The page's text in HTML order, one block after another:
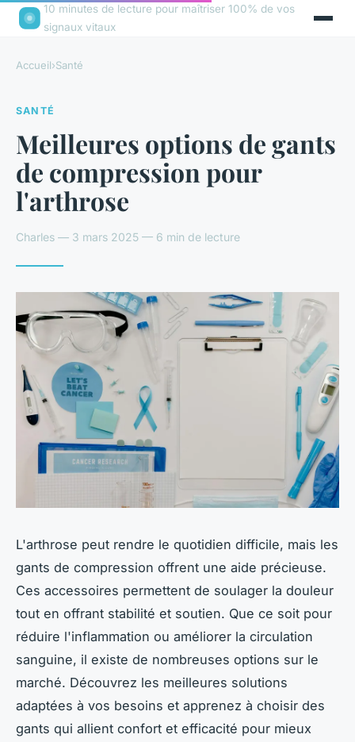
10 minutes de lecture pour maîtriser 100% de vos
signaux vitaux
Accueil›Santé
SANTÉ
Meilleures options de gants
de compression pour
l'arthrose
Charles — 3 mars 2025 — 6 min de lecture
L'arthrose peut rendre le quotidien difficile, mais les
gants de compression offrent une aide précieuse.
Ces accessoires permettent de soulager la douleur
tout en offrant stabilité et soutien. Que ce soit pour
réduire l'inflammation ou améliorer la circulation
sanguine, il existe de nombreuses options sur le
marché. Découvrez les meilleures solutions
adaptées à vos besoins et apprenez à choisir des
gants qui allient confort et efficacité pour mieux